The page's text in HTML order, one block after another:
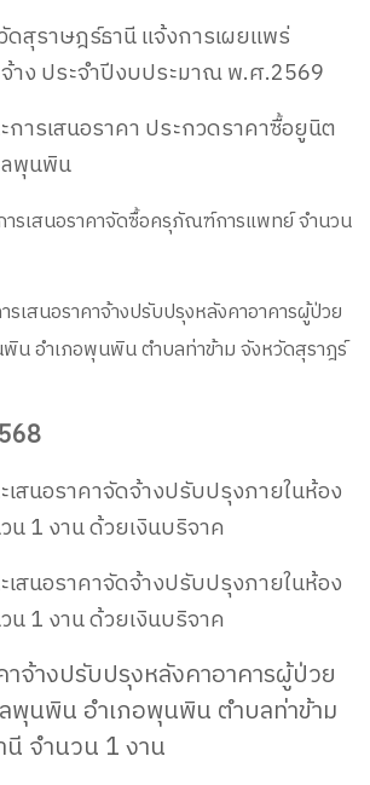
สุราษฎร์ธานี แจ้งการเผยแพร่
าง ประจำปีงบประมาณ พ.ศ.2569
ารเสนอราคา ประกวดราคาซื้อยูนิต
พุนพิน
ารเสนอราคาจัดซื้อครุภัณฑ์การแพทย์ จำนวน
รเสนอราคาจ้างปรับปรุงหลังคาอาคารผู้ป่วย
น อำเภอพุนพิน ตำบลท่าข้าม จังหวัดสุราฎร์
สนอราคาจัดจ้างปรับปรุงภายในห้อง
น 1 งาน ด้วยเงินบริจาค
สนอราคาจัดจ้างปรับปรุงภายในห้อง
วน1 งานด้วยเงินบริจาค
าจ้างปรับปรุงหลังคาอาคารผู้ป่วย
พุนพิน อำเภอพุนพิน ตำบลท่าข้าม
จำนวน 1 งาน